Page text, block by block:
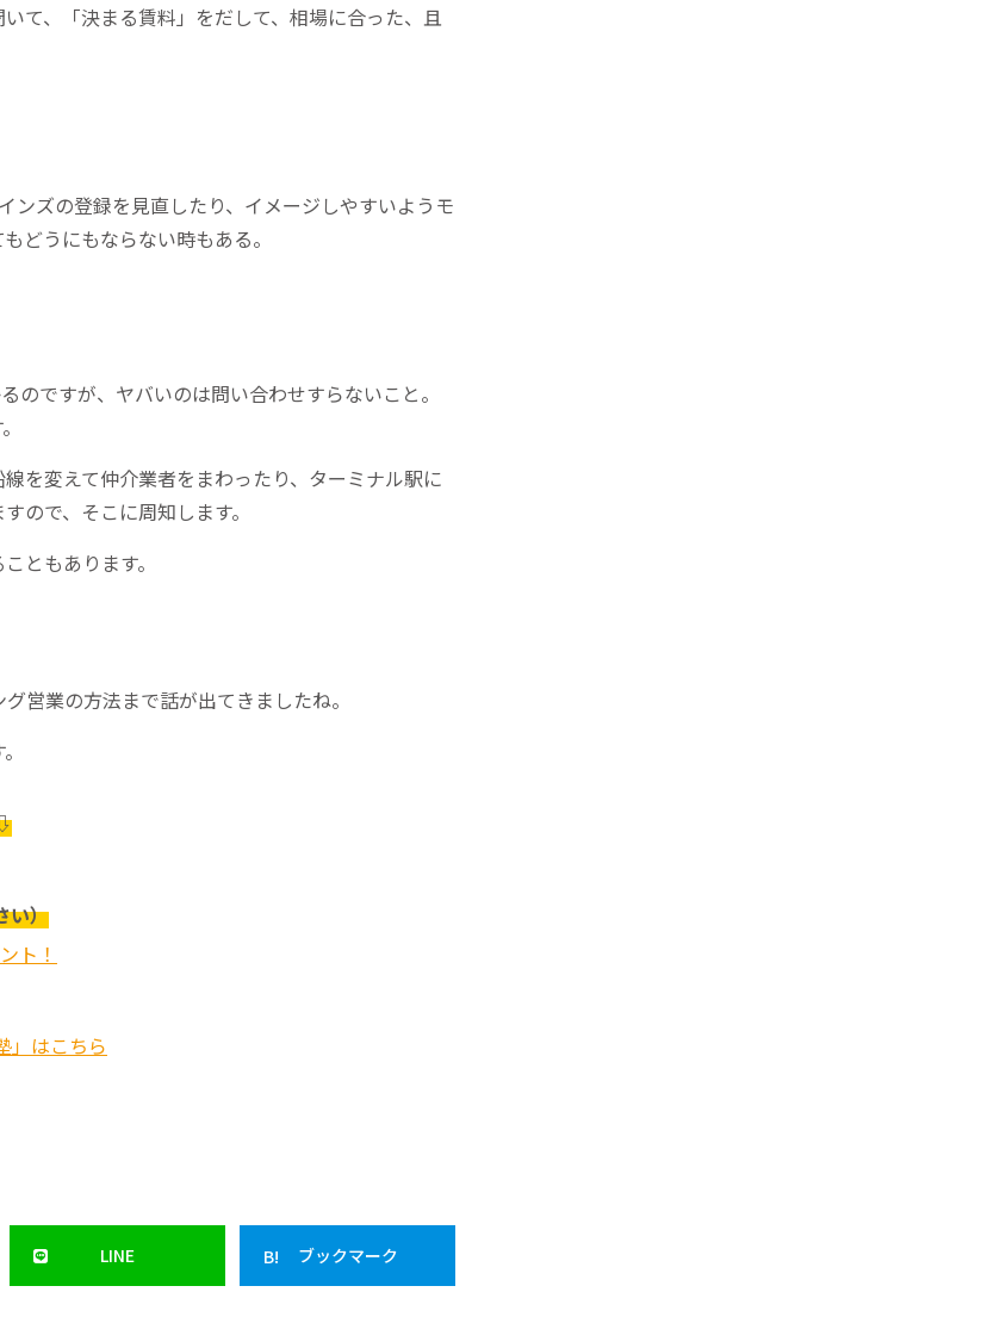
て、「決まる賃料」をだして、相場に合った、且
ンズの登録を見直したり、イメージしやすいようモ
どうにもならない時もある。
ですが、ヤバいのは問い合わせすらないこと。
を変えて仲介業者をまわったり、ターミナル駅に
ので、そこに周知します。
ともあります。
営業の方法まで話が出てきましたね。
い）
ト！
」はこちら
LINE ブックマーク